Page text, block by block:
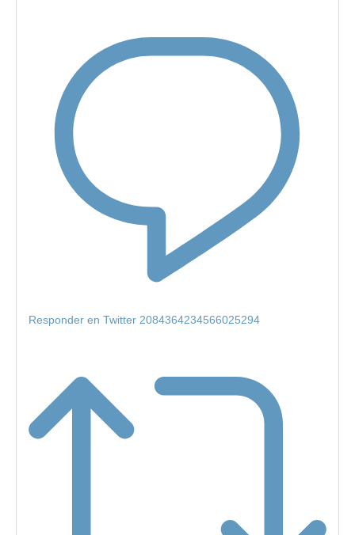
Responder en Twitter 2084364234566025294